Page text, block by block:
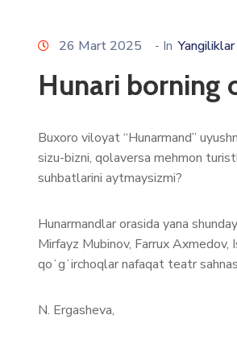
26 Mart 2025 - In Yangiliklar
Hunari borning
Buxoro viloyat “Hunarmand”
sizu-bizni, qolaversa mehmon
suhbatlarini aytmaysizmi?
Hunarmandlar orasida yana
Mirfayz Mubinov, Farrux Axmedov,
qoʻgʻirchoqlar nafaqat teatr
N. Ergasheva,